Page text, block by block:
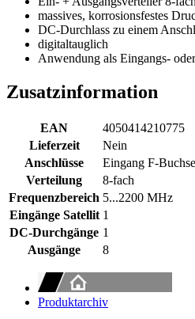
massives, korrosionsfestes
DC-Durchlass zu einem
digitaltauglich
Anwendung als Eingangs-
Zusatzinformation
EAN
4050414210775
Lieferzeit
Nein
Anschlüsse
Eingang F-
Verteilung
8-fach
Frequenzbereich 5...2200 MHz
Eingänge Satellit 1
DC-Durchgänge 1
Ausgänge
8
Produktarchiv